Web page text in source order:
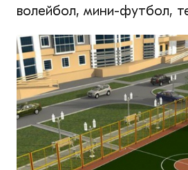
волейбол, мини-футбол,